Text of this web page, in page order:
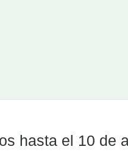
hasta el 10 de